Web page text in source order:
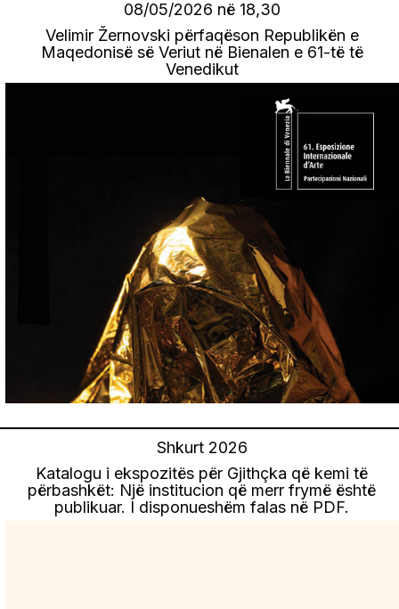
08/05/2026 në 18,30
Velimir Žernovski përfaqëson Republikën e
Maqedonisë së Veriut në Bienalen e 61-të të
Venedikut
Shkurt 2026
Katalogu i ekspozitës për Gjithçka që kemi të
përbashkët: Një institucion që merr frymë është
publikuar. I disponueshëm falas në PDF.